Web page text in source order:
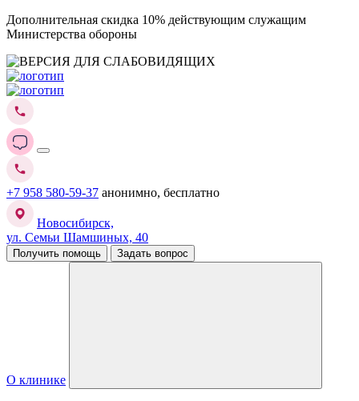
Дополнительная скидка 10% действующим служащим
Министерства обороны
+7 958 580-59-37 анонимно, бесплатно
Новосибирск,
ул. Семьи Шамшиных, 40
Получить помощь Задать вопрос
О клинике